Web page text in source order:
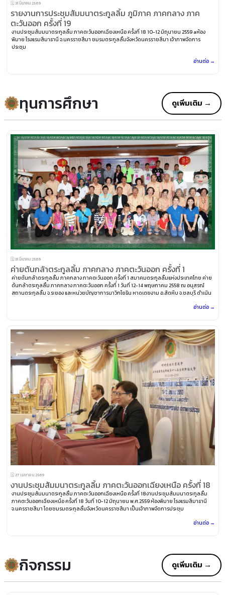
🗓️ 31 มีนาคม 2569
รายงานการประชุมสัมมนาตระกูลลิ้ม ภูมิภาค ภาคกลาง ภาค
ตะวันออก ครั้งที่ 19
งานประชุมสัมมนาตระกูลลิ้ม ภาคตะวันออกเฉียงเหนือ ครั้งที่ 18 10-12 มิถุนายน 2559 aห้อง
พิมาย โรงแรมสีมาธานี จ.นครราชสีมา ชมรมตระกูลลิ้มจังหวัดนครราชสีมา เจ้าภาพจัดการ
ประชุม
อ่านต่อ →
ทุนการศึกษา ดูเพิ่มเติม →
🗓️ 31 มีนาคม 2569
ค่ายต้นกล้าตระกูลลิ้ม ภาคกลาง ภาคตะวันออก ครั้งที่ 1
ค่ายต้นกล้าตระกูลลิ้ม ภาคกลาง ภาคตะวันออก ครั้งที่่ 1 สมาคมตระกูลลิ้มแห่งประเทศไทย ค่าย
ต้นกล้าตระกูลลิ้ม ภาคกลาง ภาคตะวันออก ครั้งที่่ 1 วันที่ 12-14 พฤษภาคม 2558 ณ อนุสรณ์
สถานตระกูลลิ้ม จ.ระยอง และหน่วยบัญชาการนาวิกโยธิน หาดเตยงาม อ.สัตหีบ จ.ชลบุรี ดำเนิน
อ่านต่อ →
🗓️ 27 เมษายน 2569
งานประชุมสัมมนาตระกูลลิ้ม ภาคตะวันออกเฉียงเหนือ ครั้งที่ 18
งานประชุมสัมมนาตระกูลลิ้ม ภาคตะวันออกเฉียงเหนือ ครั้งที่ 18​ งานประชุมสัมมนาตระกูลลิ้ม
ภาคตะวันออกเฉียงเหนือ ครั้งที่ 18 วันที่ 10-12 มิถุนายน พ.ศ.2559 ห้องพิมาย โรงแรมสีมาธานี
จ.นครราชสีมา โดยชมรมตระกูลลิ้มจังหวัดนครราชสีมา เป็นเจ้าภาพจัดการประชุม
อ่านต่อ →
กิจกรรม ดูเพิ่มเติม →